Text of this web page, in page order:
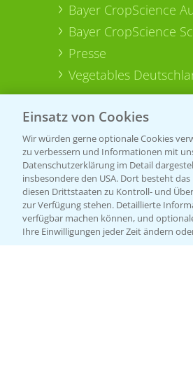
Bayer CropScience
Bayer CropScience
Presse
Vegetables
Einsatz von Cookies
Wir würden gerne optionale Cookies
zu verbessern und Informationen mit
Datenschutzerklärung im Detail
insbesondere den USA. Dort besteht
diesen Drittstaaten zu Kontroll- und
zur Verfügung stehen. Detaillierte
verfügbar machen können, und
Ihre Einwilligungen jeder Zeit ändern